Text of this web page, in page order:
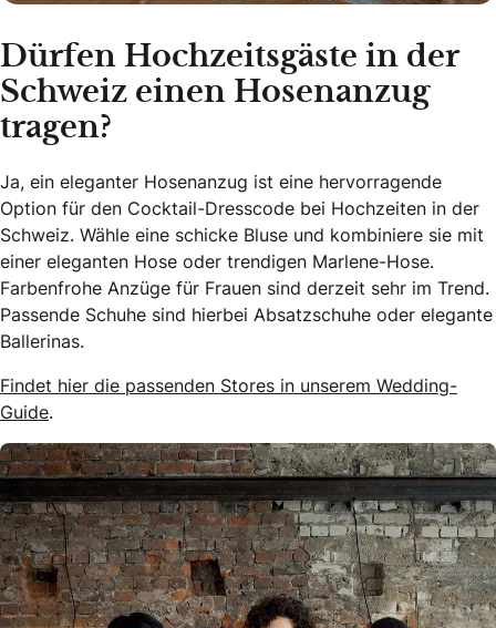
Dürfen Hochzeitsgäste in der
Schweiz einen Hosenanzug
tragen?
Ja, ein eleganter Hosenanzug ist eine hervorragende
Option für den Cocktail-Dresscode bei Hochzeiten in der
Schweiz. Wähle eine schicke Bluse und kombiniere sie mit
einer eleganten Hose oder trendigen Marlene-Hose.
Farbenfrohe Anzüge für Frauen sind derzeit sehr im Trend.
Passende Schuhe sind hierbei Absatzschuhe oder elegante
Ballerinas.
Findet hier die passenden Stores in unserem Wedding-
Guide.